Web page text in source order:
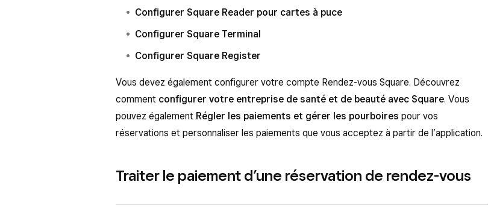
Configurer Square Reader pour cartes à puce
Configurer Square Terminal
Configurer Square Register
Vous devez également configurer votre compte Rendez-vous Square. Découvrez
comment configurer votre entreprise de santé et de beauté avec Square. Vous
pouvez également Régler les paiements et gérer les pourboires pour vos
réservations et personnaliser les paiements que vous acceptez à partir de l’application.
Traiter le paiement d’une réservation de rendez-vous